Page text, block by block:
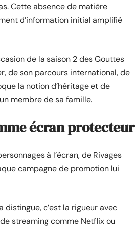
Cette absence de matière
d’information initial amplifié
de la saison 2 des Gouttes
de son parcours international, de
la notion d’héritage et de
membre de sa famille.
écran protecteur
à l’écran, de Rivages
campagne de promotion lui
distingue, c’est la rigueur avec
streaming comme Netflix ou